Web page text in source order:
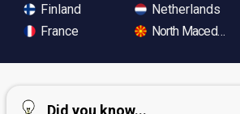
Finland
France
Netherlands
North Macedonia
Did you know...